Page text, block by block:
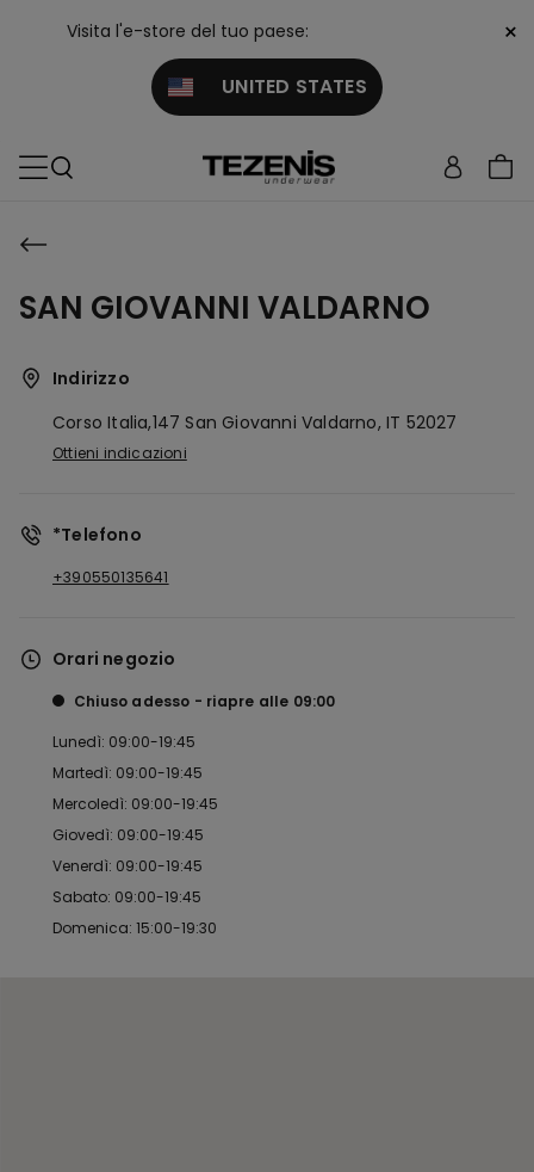
Visita l'e-store del tuo paese:
UNITED STATES
×
SAN GIOVANNI VALDARNO
Indirizzo
Corso Italia,147 San Giovanni Valdarno, IT 52027
Ottieni indicazioni
*Telefono
+390550135641
Orari negozio
Chiuso adesso riapre alle 09:00
Lunedì: 09:00-19:45
Martedì: 09:00-19:45
Mercoledì: 09:00-19:45
Giovedì: 09:00-19:45
Venerdì: 09:00-19:45
Sabato: 09:00-19:45
Domenica: 15:00-19:30